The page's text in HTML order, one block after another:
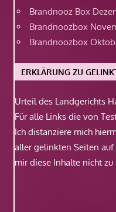
Brandnooz Box
Brandnoozbox
Brandnoozbox
ERKLÄRUNG ZU
Urteil des Landgerichts
Für alle Links die von
Ich distanziere mich
aller gelinkten Seiten
mir diese Inhalte nicht zu